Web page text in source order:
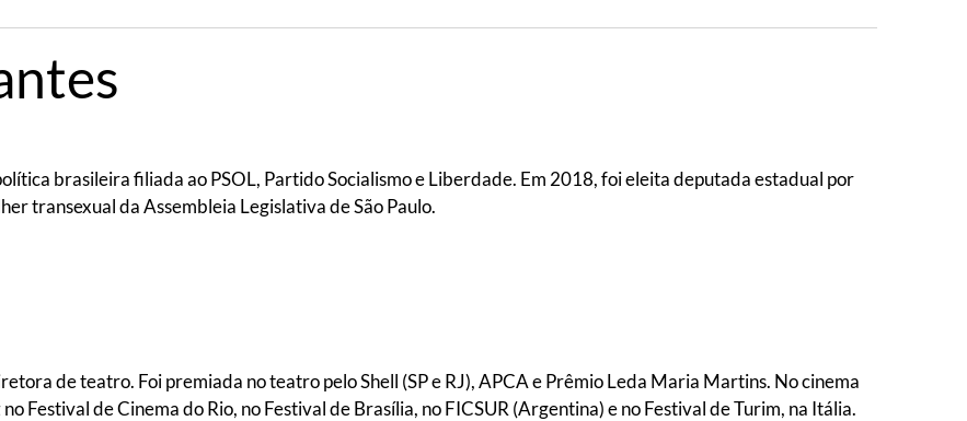
brasileira filiada ao PSOL, Partido Socialismo e Liberdade. Em 2018, foi eleita deputada estadual por
transexual da Assembleia Legislativa de São Paulo.
de teatro. Foi premiada no teatro pelo Shell (SP e RJ), APCA e Prêmio Leda Maria Martins. No cinema
Festival de Cinema do Rio, no Festival de Brasília, no FICSUR (Argentina) e no Festival de Turim, na Itália.